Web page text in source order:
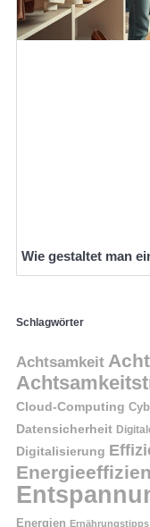
Wie gestaltet man
Schlagwörter
Achtsamkeit
Cloud-Computing
Datensicherheit
Digitalisierung
Energien Ernährungstipps